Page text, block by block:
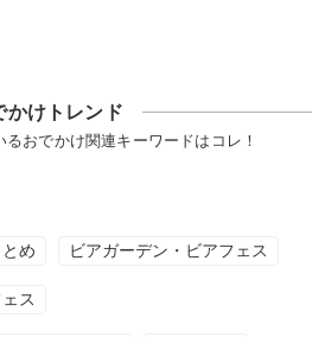
かけトレンド
おでかけ関連キーワードはコレ！
め ビアガーデン・ビアフェス
ス